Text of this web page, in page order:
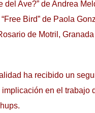
del Ave?” de Andrea
Bird” de Paola
de Motril,
ha recibido un
en el trabajo